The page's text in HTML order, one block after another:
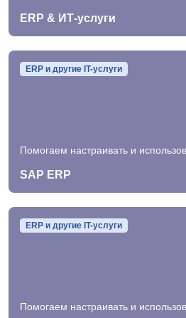
ERP & ИТ-услуги
ERP и другие IT-услуги
Помогаем настраивать и
SAP ERP
ERP и другие IT-услуги
Помогаем настраивать и